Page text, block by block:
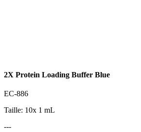
2X Protein Loading Buffer Blue
EC-886
Taille: 10x 1 mL
---